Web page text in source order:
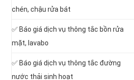
chén, chậu rửa bát
✅ Báo giá dịch vụ thông tắc bồn rửa
mặt, lavabo
‎✅ Báo giá dịch vụ thông tắc đường
nước thải sinh hoạt